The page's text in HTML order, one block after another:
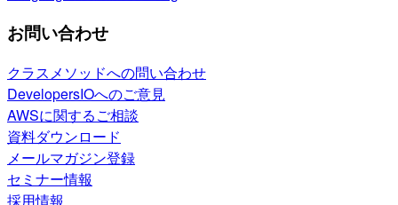
お問い合わせ
クラスメソッドへの問い合わせ
DevelopersIOへのご意見
AWSに関するご相談
資料ダウンロード
メールマガジン登録
セミナー情報
採用情報